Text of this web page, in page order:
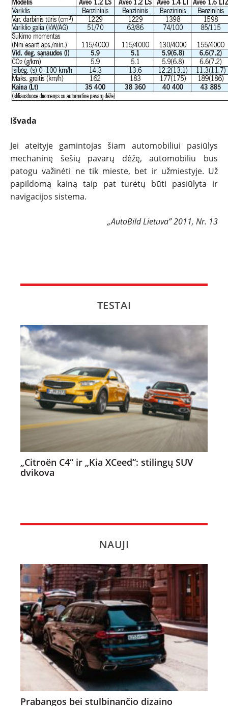
Išvada
Jei ateityje gamintojas šiam automobiliui pasiūlys
mechaninę šešių pavarų dėžę, automobiliu bus
patogu važinėti ne tik mieste, bet ir užmiestyje. Už
papildomą kainą taip pat turėtų būti pasiūlyta ir
navigacijos sistema.
„AutoBild Lietuva” 2011, Nr. 13
TESTAI
„Citroën C4“ ir „Kia XCeed“: stilingų SUV
dvikova
NAUJI
Prabangos bei stulbinančio dizaino